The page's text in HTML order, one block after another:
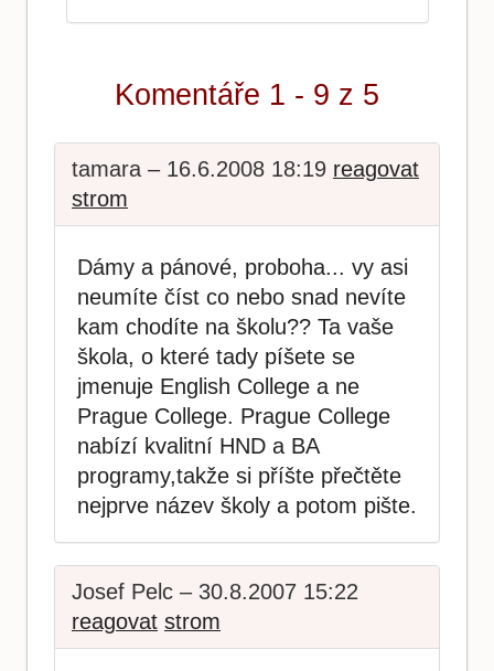
Komentáře 1 - 9 z 5
tamara – 16.6.2008 18:19 reagovat
strom
Dámy a pánové, proboha... vy asi
neumíte číst co nebo snad nevíte
kam chodíte na školu?? Ta vaše
škola, o které tady píšete se
jmenuje English College a ne
Prague College. Prague College
nabízí kvalitní HND a BA
programy,takže si příšte přečtěte
nejprve název školy a potom pište.
Josef Pelc – 30.8.2007 15:22
reagovat strom